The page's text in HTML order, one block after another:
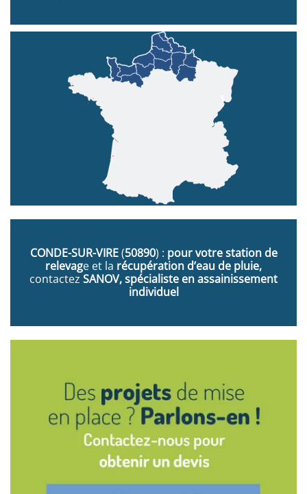
CONDE-SUR-VIRE(50890) : pour votre station de
relevage et la récupération d’eau de pluie,
contactez SANOV, spécialiste en assainissement
individuel